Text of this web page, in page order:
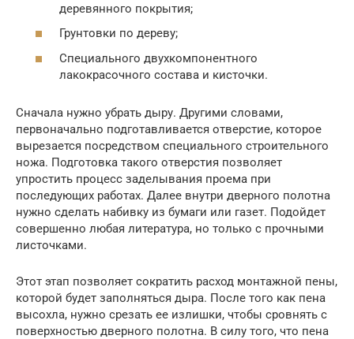
деревянного покрытия;
Грунтовки по дереву;
Специального двухкомпонентного
лакокрасочного состава и кисточки.
Сначала нужно убрать дыру. Другими словами,
первоначально подготавливается отверстие, которое
вырезается посредством специального строительного
ножа. Подготовка такого отверстия позволяет
упростить процесс заделывания проема при
последующих работах. Далее внутри дверного полотна
нужно сделать набивку из бумаги или газет. Подойдет
совершенно любая литература, но только с прочными
листочками.
Этот этап позволяет сократить расход монтажной пены,
которой будет заполняться дыра. После того как пена
высохла, нужно срезать ее излишки, чтобы сровнять с
поверхностью дверного полотна. В силу того, что пена